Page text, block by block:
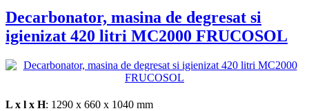
Decarbonator, masina de degresat si
igienizat 420 litri MC2000 FRUCOSOL
L x l x H: 1290 x 660 x 1040 mm